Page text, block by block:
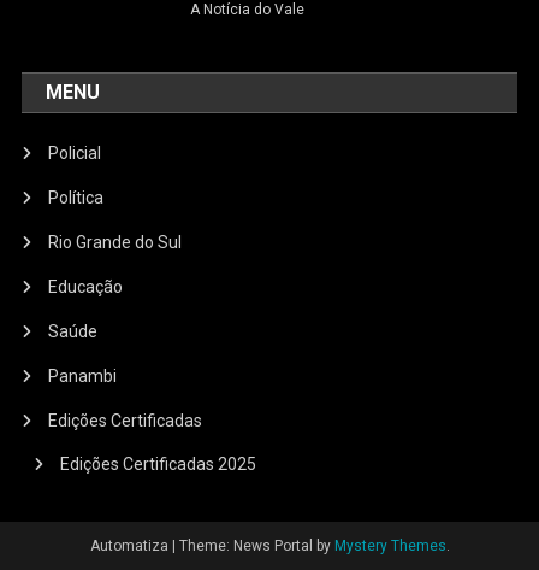
A Notícia do Vale
MENU
Policial
Política
Rio Grande do Sul
Educação
Saúde
Panambi
Edições Certificadas
Edições Certificadas 2025
Automatiza Theme: News Portal by Mystery Themes.